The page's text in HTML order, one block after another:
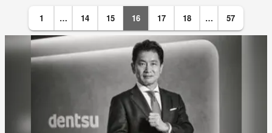
1 … 14 15 16 17 18 … 57